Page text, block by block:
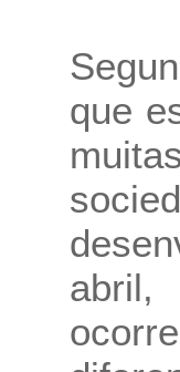
que
abril,